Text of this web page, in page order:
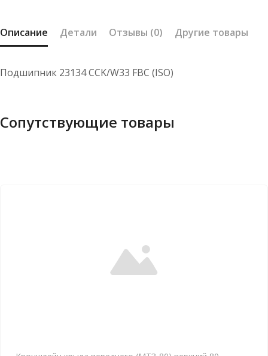
Описание Детали Отзывы (0) Другие товары
Подшипник 23134 CCK/W33 FBC (ISO)
Сопутствующие товары